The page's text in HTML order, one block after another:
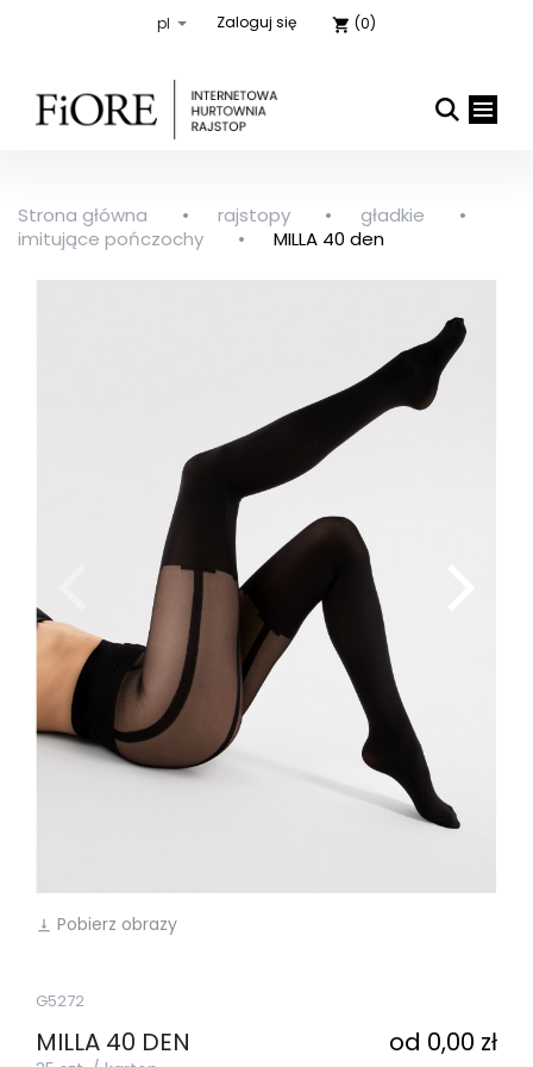
Zaloguj się shopping_cart (0)

Strona główna rajstopy
gładkie
imitujące pończochy
MILLA 40 den
vertical_align_bottom Pobierz obrazy
G5272
MILLA 40 DEN od 0,00 zł